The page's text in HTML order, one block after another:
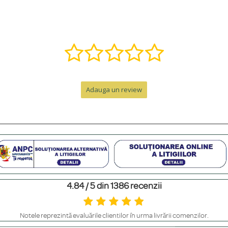
la care se adaugă timpul de livrare.
Pentru un cadou memorabil, poți adăuga o cutie premium cu
să le ferești de contactul direct cu parfumuri sau creme, să le scoți înainte
Adauga un review
4.84 / 5 din 1386 recenzii
Notele reprezintă evaluările clienților în urma livrării comenzilor.